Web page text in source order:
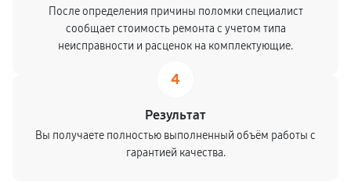
После определения причины поломки специалист
сообщает стоимость ремонта с учетом типа
неисправности и расценок на комплектующие.
4
Результат
Вы получаете полностью выполненный объём работы с
гарантией качества.